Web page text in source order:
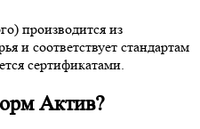
производится из
и соответствует стандартам
сертификатами.
Актив?